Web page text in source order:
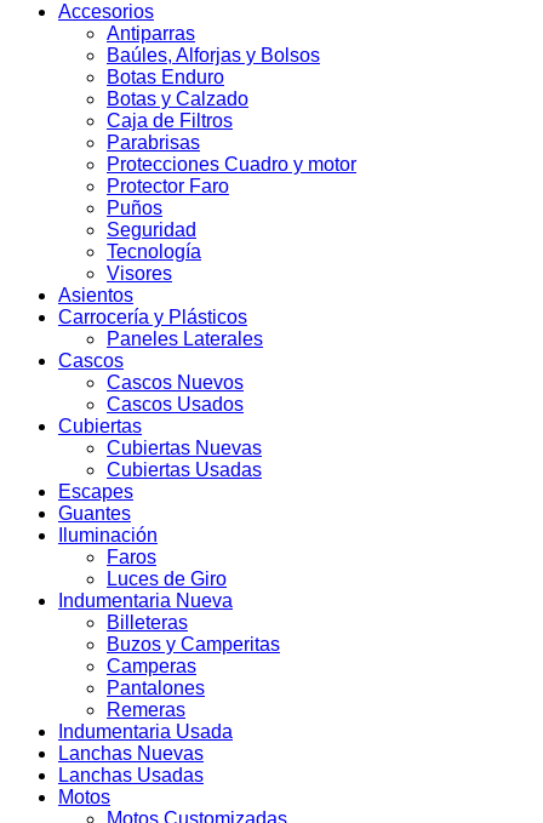
Accesorios
Antiparras
Baúles, Alforjas y Bolsos
Botas Enduro
Botas y Calzado
Caja de Filtros
Parabrisas
Protecciones Cuadro y motor
Protector Faro
Puños
Seguridad
Tecnología
Visores
Asientos
Carrocería y Plásticos
Paneles Laterales
Cascos
Cascos Nuevos
Cascos Usados
Cubiertas
Cubiertas Nuevas
Cubiertas Usadas
Escapes
Guantes
Iluminación
Faros
Luces de Giro
Indumentaria Nueva
Billeteras
Buzos y Camperitas
Camperas
Pantalones
Remeras
Indumentaria Usada
Lanchas Nuevas
Lanchas Usadas
Motos
Motos Customizadas